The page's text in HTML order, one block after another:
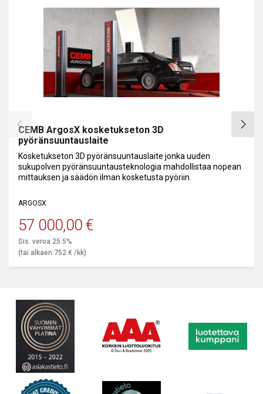
CEMB ArgosX kosketukseton 3D
pyöränsuuntauslaite
Kosketukseton 3D pyöränsuuntauslaite jonka uuden
sukupolven pyöränsuuntausteknologia mahdollistaa nopean
mittauksen ja säädön ilman kosketusta pyöriin.
ARGOSX
57 000,00 €
Sis. veroa 25.5%
(tai alkaen 752 € /kk)